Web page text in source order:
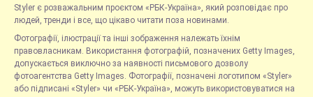
Styler є розважальним проєктом «РБК-Україна», який розповідає про
людей, тренди і все, що цікаво читати поза новинами.
Фотографії, ілюстрації та інші зображення належать їхнім
правовласникам. Використання фотографій, позначених Getty Images,
допускається виключно за наявності письмового дозволу
фотоагентства Getty Images. Фотографії, позначені логотипом «Styler»
або підписані «Styler» чи «РБК-Україна», можуть використовуватися на